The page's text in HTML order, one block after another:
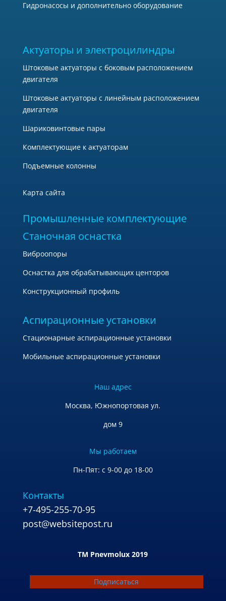
Гидронасосы и дополнительно оборудование
Актуаторы и электроцилиндры
Штоковые актуаторы с боковым расположением
двигателя
Штоковые актуаторы с линейным расположением
двигателя
Шариковинтовые пары
Комплектующие к актуаторам
Подъемные колонны
Карта сайта
Промышленные комплектующие
Станочная оснастка
Виброопоры
Оснастка для обрабатывающих центоров
Конструкционный профиль
Аспирационные установки
Стационарные аспирационные установки
Мобильные аспирационные установки
Наш адрес
Москва, Южнопортовая ул.
дом 9
Мы работаем
Пн-Пят: с 9-00 до 18-00
Контакты
+7-495-255-70-95
post@websitepost.ru
TM Pnevmolux 2019
Подписаться